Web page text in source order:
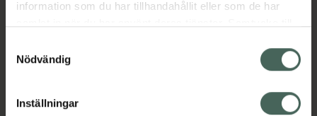
information som du har tillhandahållit eller som de har
återkalla ditt samtycke via webbplatsens
cookieinställningar. Ett återkallat samtycke påverkar inte
lagligheten av behandling som skett innan återkallelsen.
Nödvändig
Inställningar
EAN:07046264157152
Kronans Apotek finns här för dig. Du hittar oss från Skåne i